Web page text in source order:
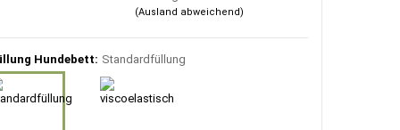
(Ausland abweichend)
Hundebett: Standardfüllung